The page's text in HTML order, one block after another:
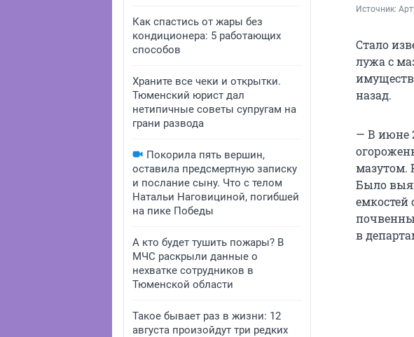
Как спастись от жары без
кондиционера: 5 работающих
способов
Храните все чеки и открытки.
Тюменский юрист дал
нетипичные советы супругам на
грани развода
Покорила пять вершин,
оставила предсмертную записку
и послание сыну. Что с телом
Натальи Наговициной, погибшей
на пике Победы
А кто будет тушить пожары? В
МЧС раскрыли данные о
нехватке сотрудников в
Тюменской области
Такое бывает раз в жизни: 12
августа произойдут три редких
Источник:
Стало
лужа с
назад.
— В июне
мазутом.
Было
емкостей
в